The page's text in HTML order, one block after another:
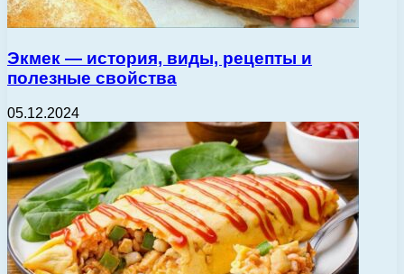
Экмек — история, виды, рецепты и
полезные свойства
05.12.2024